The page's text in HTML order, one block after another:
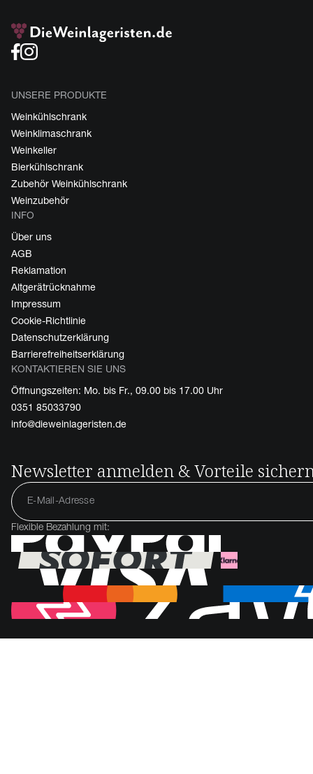
UNSERE PRODUKTE
Weinkühlschrank
Weinklimaschrank
Weinkeller
Bierkühlschrank
Zubehör Weinkühlschrank
Weinzubehör
INFO
Über uns
AGB
Reklamation
Altgerätrücknahme
Impressum
Cookie-Richtlinie
Datenschutzerklärung
Barrierefreiheitserklärung
KONTAKTIEREN SIE UNS
Öffnungszeiten: Mo. bis Fr., 09.00 bis 17.00 Uhr
0351 85033790
info@dieweinlageristen.de
Newsletter anmelden & Vorteile
Flexible Bezahlung mit: